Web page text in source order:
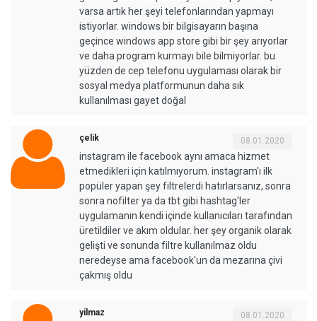
varsa artık her şeyi telefonlarından yapmayı
istiyorlar. windows bir bilgisayarın başına
geçince windows app store gibi bir şey arıyorlar
ve daha program kurmayı bile bilmiyorlar. bu
yüzden de cep telefonu uygulaması olarak bir
sosyal medya platformunun daha sık
kullanılması gayet doğal
çelik 08.01.2020
instagram ile facebook aynı amaca hizmet
etmedikleri için katılmıyorum. instagram'ı ilk
popüler yapan şey filtrelerdi hatırlarsanız, sonra
sonra nofilter ya da tbt gibi hashtag'ler
uygulamanın kendi içinde kullanıcıları tarafından
üretildiler ve akım oldular. her şey organik olarak
gelişti ve sonunda filtre kullanılmaz oldu
neredeyse ama facebook'un da mezarına çivi
çakmış oldu
yilmaz 08.01.2020